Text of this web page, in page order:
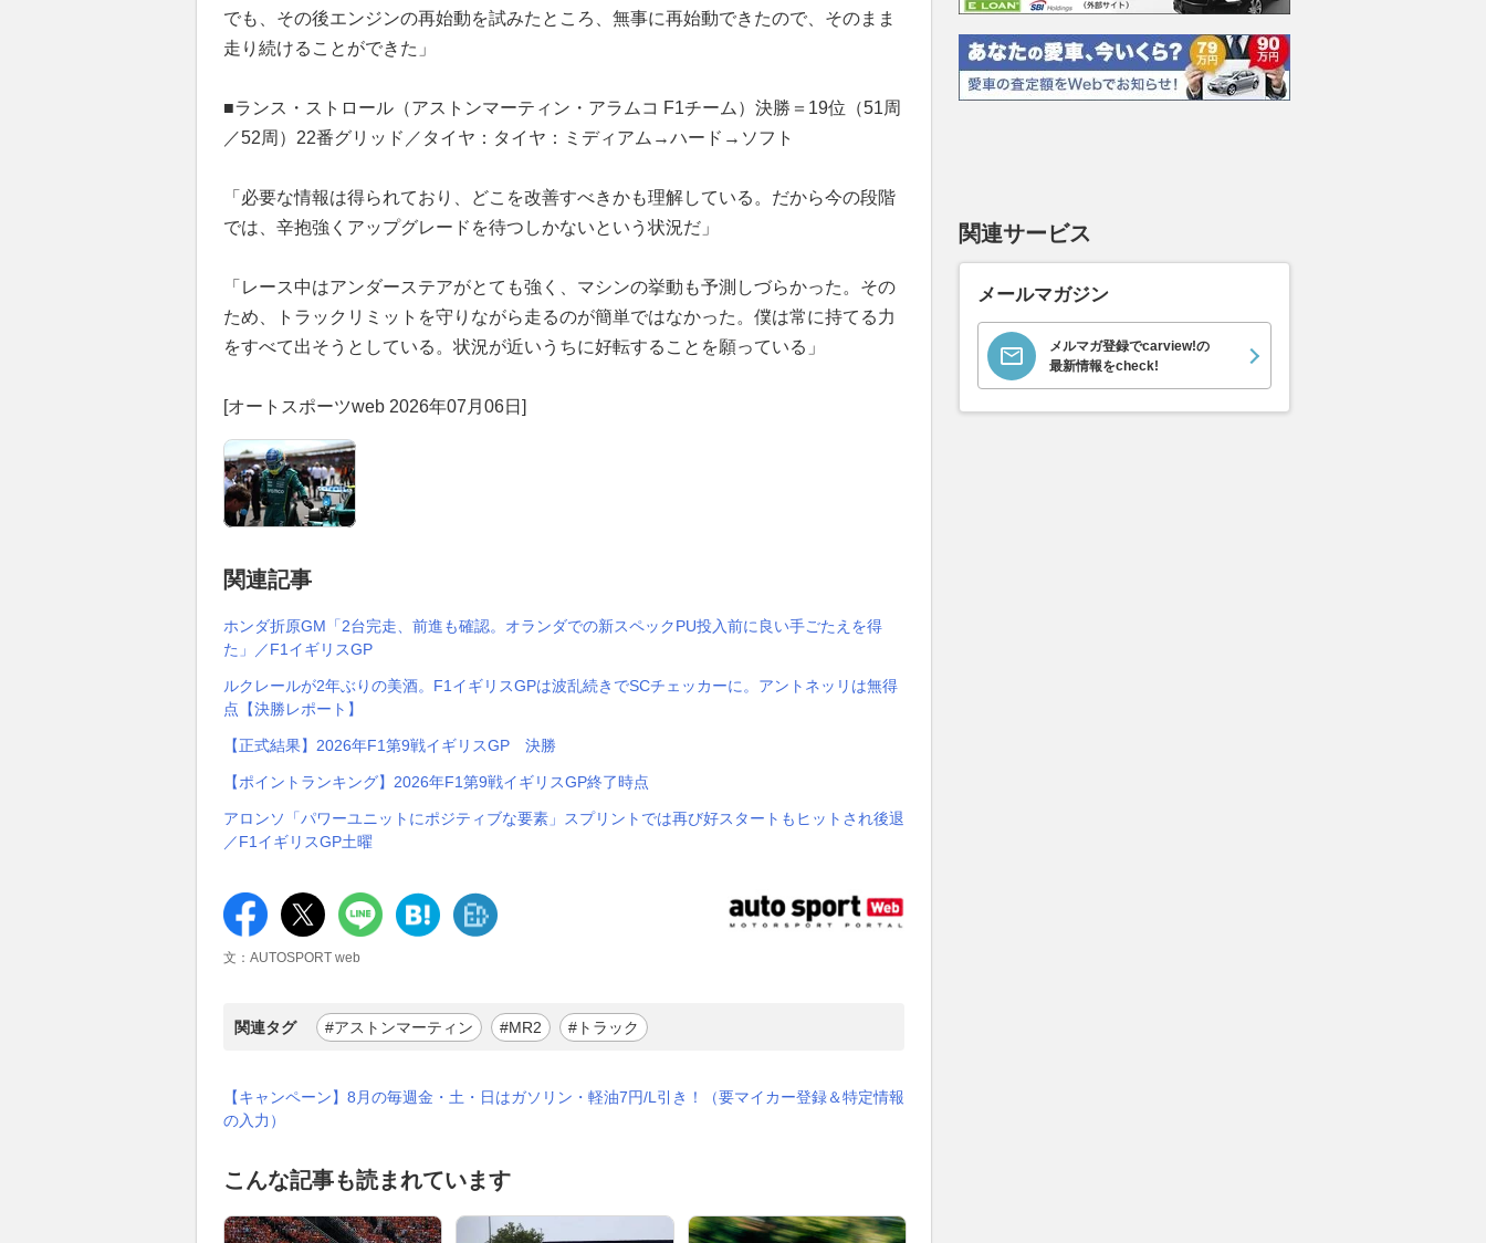
でも、その後エンジンの再始動を試みたところ、無事に再始動できたので、そのまま
走り続けることができた」
■ランス・ストロール（アストンマーティン・アラムコ F1チーム）決勝＝19位（51周
／52周）22番グリッド／タイヤ：タイヤ：ミディアム→ハード→ソフト
「必要な情報は得られており、どこを改善すべきかも理解している。だから今の段階
では、辛抱強くアップグレードを待つしかないという状況だ」
「レース中はアンダーステアがとても強く、マシンの挙動も予測しづらかった。その
ため、トラックリミットを守りながら走るのが簡単ではなかった。僕は常に持てる力
をすべて出そうとしている。状況が近いうちに好転することを願っている」
[オートスポーツweb 2026年07月06日]
関連記事
ホンダ折原GM「2台完走、前進も確認。オランダでの新スペックPU投入前に良い手ごたえを得
た」／F1イギリスGP
ルクレールが2年ぶりの美酒。F1イギリスGPは波乱続きでSCチェッカーに。アントネッリは無得
点【決勝レポート】
【正式結果】2026年F1第9戦イギリスGP 決勝
【ポイントランキング】2026年F1第9戦イギリスGP終了時点
アロンソ「パワーユニットにポジティブな要素」スプリントでは再び好スタートもヒットされ後退
／F1イギリスGP土曜
文：AUTOSPORT web
関連タグ #アストンマーティン #MR2 #トラック
【キャンペーン】8月の毎週金・土・日はガソリン・軽油7円/L引き！（要マイカー登録＆特定情報
の入力）
こんな記事も読まれています
関連サービス
メールマガジン
メルマガ登録でcarview!の
最新情報をcheck!